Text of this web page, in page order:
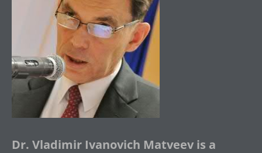
Dr. Vladimir Ivanovich Matveev is a